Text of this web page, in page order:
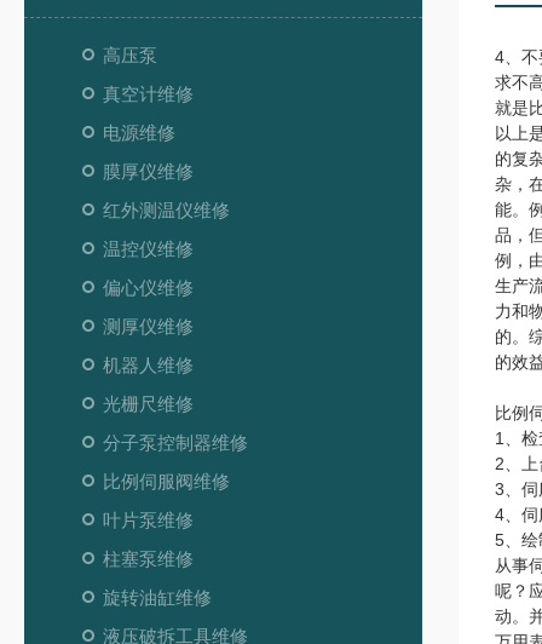
高压泵
真空计维修
电源维修
膜厚仪维修
红外测温仪维修
温控仪维修
偏心仪维修
测厚仪维修
机器人维修
光栅尺维修
分子泵控制器维修
比例伺服阀维修
叶片泵维修
柱塞泵维修
旋转油缸维修
液压破拆工具维修
4、
求不
就是
以上
的复
杂，
能。
品，
例，
生产
力和
的。
的效
比例
1、
2、
3、伺
4、伺
5、绘
从事
呢？
动。